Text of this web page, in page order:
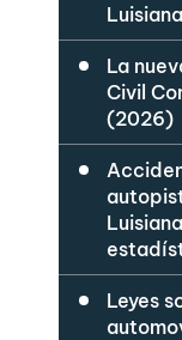
La
Civil
(2026)
Leyes